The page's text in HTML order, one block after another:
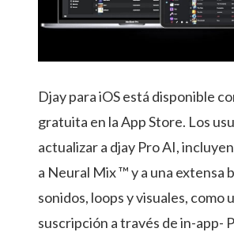
Djay para iOS está disponible
gratuita en la App Store. Los
actualizar a djay Pro AI,
a Neural Mix ™ y a una extensa
sonidos, loops y visuales, como
suscripción a través de in-app-